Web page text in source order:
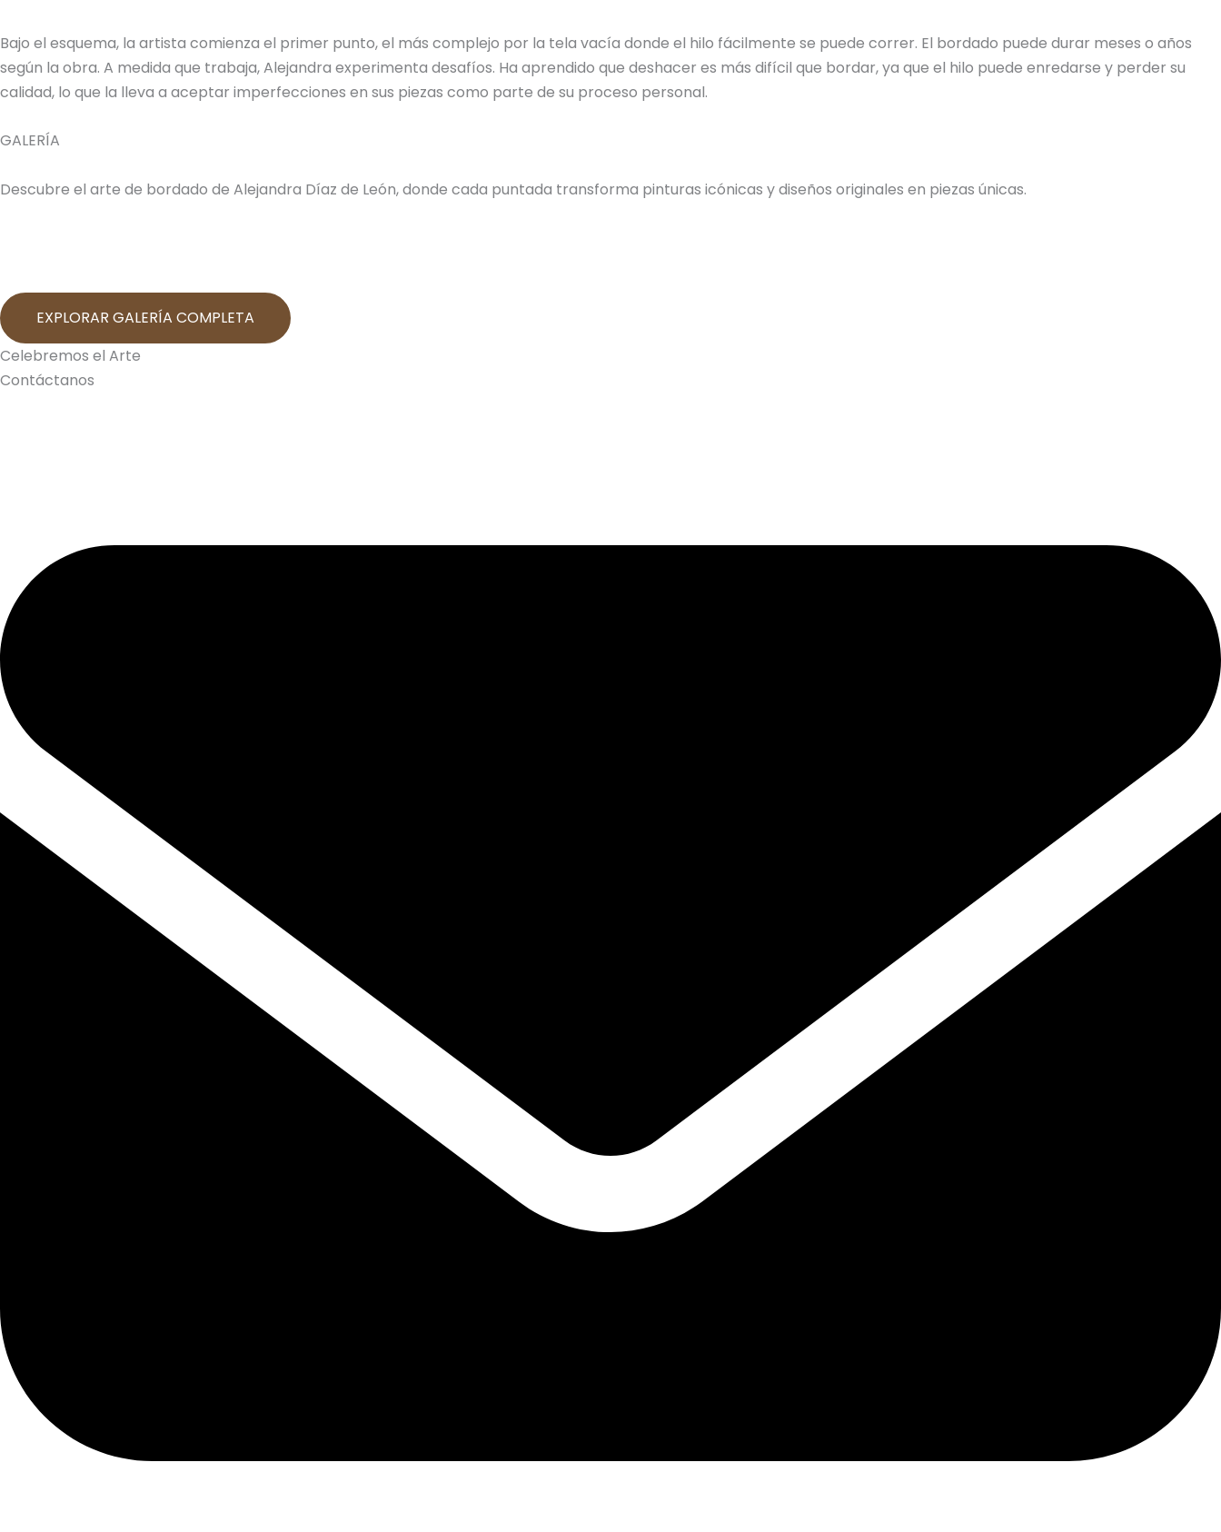
Bajo el esquema, la artista comienza el primer punto, el más complejo por la tela vacía donde el hilo fácilmente se puede correr. El bordado puede durar meses o años
según la obra. A medida que trabaja, Alejandra experimenta desafíos. Ha aprendido que deshacer es más difícil que bordar, ya que el hilo puede enredarse y perder su
calidad, lo que la lleva a aceptar imperfecciones en sus piezas como parte de su proceso personal.
GALERÍA
Descubre el arte de bordado de Alejandra Díaz de León, donde cada puntada transforma pinturas icónicas y diseños originales en piezas únicas.
EXPLORAR GALERÍA COMPLETA
Celebremos el Arte
Contáctanos